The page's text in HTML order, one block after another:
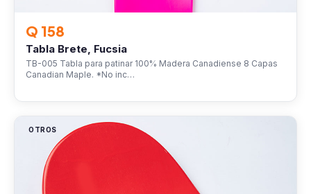
Q 158
Tabla Brete, Fucsia
TB-005 Tabla para patinar 100% Madera Canadiense 8 Capas
Canadian Maple. *No inc…
OTROS